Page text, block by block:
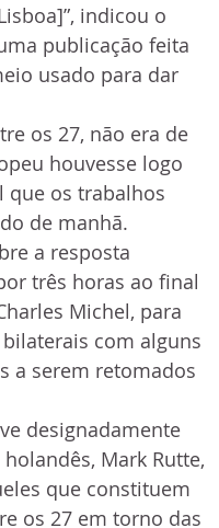
indicou o
publicação feita
usado para dar
os 27, não era de
houvesse logo
que os trabalhos
de manhã.
a resposta
três horas ao final
Michel, para
com alguns
a serem retomados
designadamente
Mark Rutte,
que constituem
os 27 em torno das